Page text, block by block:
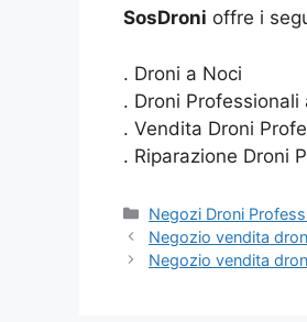
SosDroni offre i
. Droni a Noci
. Droni Professionali
. Vendita Droni
. Riparazione Droni
Categorie
Negozi Droni
Negozio vendita
Negozio vendita